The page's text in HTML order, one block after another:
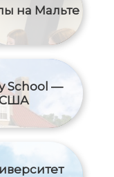
на Мальте
School —
США